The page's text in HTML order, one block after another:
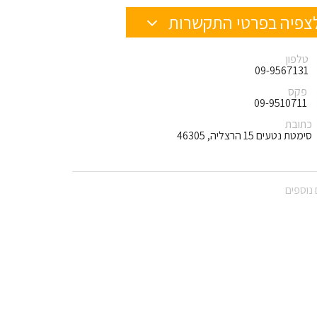
בפרטי התקשרות
טלפון
09-9567131
פקס
09-9510711
כתובת
סימטת נטעים 15 הרצליה, 46305